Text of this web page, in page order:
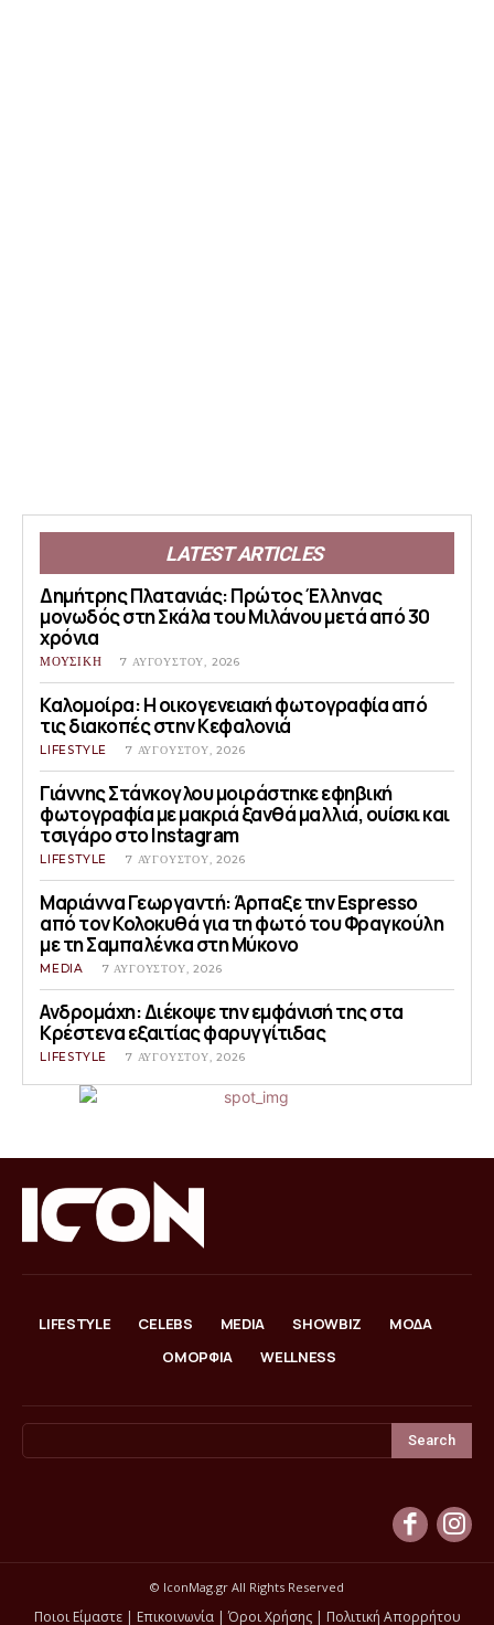
LATEST ARTICLES
Δημήτρης Πλατανιάς: Πρώτος Έλληνας
μονωδός στη Σκάλα του Μιλάνου μετά από 30
χρόνια
ΜΟΥΣΙΚΗ 7 ΑΥΓΟΎΣΤΟΥ, 2026
Καλομοίρα: Η οικογενειακή φωτογραφία από
τις διακοπές στην Κεφαλονιά
LIFESTYLE 7 ΑΥΓΟΎΣΤΟΥ, 2026
Γιάννης Στάνκογλου μοιράστηκε εφηβική
φωτογραφία με μακριά ξανθά μαλλιά, ουίσκι και
τσιγάρο στο Instagram
LIFESTYLE 7 ΑΥΓΟΎΣΤΟΥ, 2026
Μαριάννα Γεωργαντή: Άρπαξε την Espresso
από τον Κολοκυθά για τη φωτό του Φραγκούλη
με τη Σαμπαλένκα στη Μύκονο
MEDIA 7 ΑΥΓΟΎΣΤΟΥ, 2026
Ανδρομάχη: Διέκοψε την εμφάνισή της στα
Κρέστενα εξαιτίας φαρυγγίτιδας
LIFESTYLE 7 ΑΥΓΟΎΣΤΟΥ, 2026
LIFESTYLE CELEBS MEDIA SHOWBIZ
ΜΟΔΑ
ΟΜΟΡΦΙΑ
WELLNESS
Search
© IconMag.gr All Rights Reserved
Ποιοι Είμαστε| Επικοινωνία|Όροι Χρήσης| Πολιτική Απορρήτου